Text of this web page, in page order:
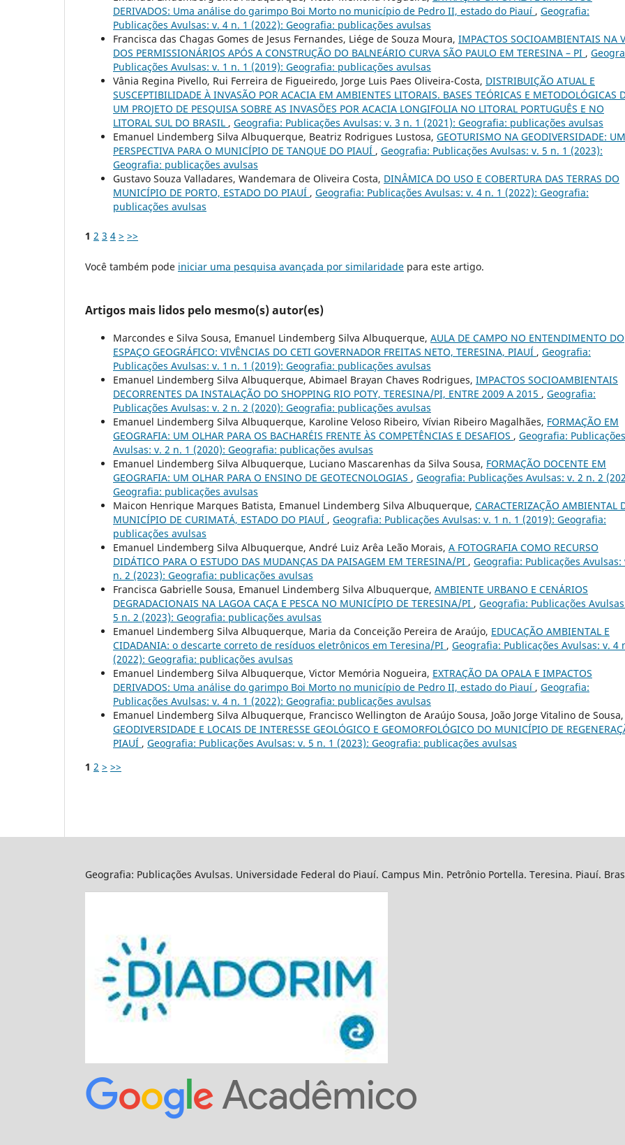
DERIVADOS: Uma análise do garimpo Boi Morto no município de Pedro II, estado do Piauí , Geografia:
Publicações Avulsas: v. 4 n. 1 (2022): Geografia: publicações avulsas
Francisca das Chagas Gomes de Jesus Fernandes, Liége de Souza Moura, IMPACTOS SOCIOAMBIENTAIS NA
DOS PERMISSIONÁRIOS APÓS A CONSTRUÇÃO DO BALNEÁRIO CURVA SÃO PAULO EM TERESINA – PI ,
Publicações Avulsas: v. 1 n. 1 (2019): Geografia: publicações avulsas
Vânia Regina Pivello, Rui Ferreira de Figueiredo, Jorge Luis Paes Oliveira-Costa, DISTRIBUIÇÃO ATUAL E
SUSCEPTIBILIDADE À INVASÃO POR ACACIA EM AMBIENTES LITORAIS. BASES TEÓRICAS E METODOLÓGICAS
UM PROJETO DE PESQUISA SOBRE AS INVASÕES POR ACACIA LONGIFOLIA NO LITORAL PORTUGUÊS E NO
LITORAL SUL DO BRASIL , Geografia: Publicações Avulsas: v. 3 n. 1 (2021): Geografia: publicações avulsas
Emanuel Lindemberg Silva Albuquerque, Beatriz Rodrigues Lustosa, GEOTURISMO NA GEODIVERSIDADE:
PERSPECTIVA PARA O MUNICÍPIO DE TANQUE DO PIAUÍ , Geografia: Publicações Avulsas: v. 5 n. 1 (2023):
Geografia: publicações avulsas
Gustavo Souza Valladares, Wandemara de Oliveira Costa, DINÂMICA DO USO E COBERTURA DAS TERRAS DO
MUNICÍPIO DE PORTO, ESTADO DO PIAUÍ , Geografia: Publicações Avulsas: v. 4 n. 1 (2022): Geografia:
publicações avulsas
1 2 3 4 > >>
Você também pode iniciar uma pesquisa avançada por similaridade para este artigo.
Artigos mais lidos pelo mesmo(s) autor(es)
Marcondes e Silva Sousa, Emanuel Lindemberg Silva Albuquerque, AULA DE CAMPO NO ENTENDIMENTO DO
ESPAÇO GEOGRÁFICO: VIVÊNCIAS DO CETI GOVERNADOR FREITAS NETO, TERESINA, PIAUÍ , Geografia:
Publicações Avulsas: v. 1 n. 1 (2019): Geografia: publicações avulsas
Emanuel Lindemberg Silva Albuquerque, Abimael Brayan Chaves Rodrigues, IMPACTOS SOCIOAMBIENTAIS
DECORRENTES DA INSTALAÇÃO DO SHOPPING RIO POTY, TERESINA/PI, ENTRE 2009 A 2015 , Geografia:
Publicações Avulsas: v. 2 n. 2 (2020): Geografia: publicações avulsas
Emanuel Lindemberg Silva Albuquerque, Karoline Veloso Ribeiro, Vívian Ribeiro Magalhães, FORMAÇÃO EM
GEOGRAFIA: UM OLHAR PARA OS BACHARÉIS FRENTE ÀS COMPETÊNCIAS E DESAFIOS , Geografia: Publicações
Avulsas: v. 2 n. 1 (2020): Geografia: publicações avulsas
Emanuel Lindemberg Silva Albuquerque, Luciano Mascarenhas da Silva Sousa, FORMAÇÃO DOCENTE EM
GEOGRAFIA: UM OLHAR PARA O ENSINO DE GEOTECNOLOGIAS , Geografia: Publicações Avulsas: v. 2 n. 2
Geografia: publicações avulsas
Maicon Henrique Marques Batista, Emanuel Lindemberg Silva Albuquerque, CARACTERIZAÇÃO AMBIENTAL
MUNICÍPIO DE CURIMATÁ, ESTADO DO PIAUÍ , Geografia: Publicações Avulsas: v. 1 n. 1 (2019): Geografia:
publicações avulsas
Emanuel Lindemberg Silva Albuquerque, André Luiz Arêa Leão Morais, A FOTOGRAFIA COMO RECURSO
DIDÁTICO PARA O ESTUDO DAS MUDANÇAS DA PAISAGEM EM TERESINA/PI , Geografia: Publicações Avulsas:
n. 2 (2023): Geografia: publicações avulsas
Francisca Gabrielle Sousa, Emanuel Lindemberg Silva Albuquerque, AMBIENTE URBANO E CENÁRIOS
DEGRADACIONAIS NA LAGOA CAÇA E PESCA NO MUNICÍPIO DE TERESINA/PI , Geografia: Publicações
5 n. 2 (2023): Geografia: publicações avulsas
Emanuel Lindemberg Silva Albuquerque, Maria da Conceição Pereira de Araújo, EDUCAÇÃO AMBIENTAL E
CIDADANIA: o descarte correto de resíduos eletrônicos em Teresina/PI , Geografia: Publicações Avulsas: v. 4
(2022): Geografia: publicações avulsas
Emanuel Lindemberg Silva Albuquerque, Victor Memória Nogueira, EXTRAÇÃO DA OPALA E IMPACTOS
DERIVADOS: Uma análise do garimpo Boi Morto no município de Pedro II, estado do Piauí , Geografia:
Publicações Avulsas: v. 4 n. 1 (2022): Geografia: publicações avulsas
Emanuel Lindemberg Silva Albuquerque, Francisco Wellington de Araújo Sousa, João Jorge Vitalino de Sousa,
GEODIVERSIDADE E LOCAIS DE INTERESSE GEOLÓGICO E GEOMORFOLÓGICO DO MUNICÍPIO DE
PIAUÍ , Geografia: Publicações Avulsas: v. 5 n. 1 (2023): Geografia: publicações avulsas
1 2 > >>
Geografia: Publicações Avulsas. Universidade Federal do Piauí. Campus Min. Petrônio Portella. Teresina. Piauí.